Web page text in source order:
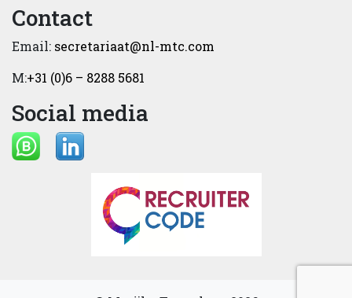
Contact
Email: secretariaat@nl-mtc.com
M:+31 (0)6 – 8288 5681
Social media